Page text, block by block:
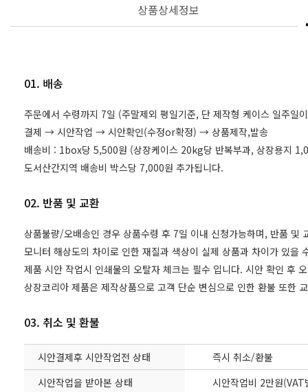
상품상세정보
01. 배송
주문에서 수령까지 7일 (주말제외 평일기준, 단 제작형 케이스 일주일
결제 → 시안작업 → 시안확인(수정or확정) → 상품제작,발송
배송비 : 1box당 5,500원 (상장케이스 20kg당 반복부과, 상장용지
도서산간지역 배송비 박스당 7,000원 추가됩니다.
02. 반품 및 교환
상품불량/오배송인 경우 상품수령 후 7일 이내 신청가능하며, 반품 및
모니터 해상도의 차이로 인한 재질과 색상이 실제 상품과 차이가 있
제품 시안 작업시 인쇄물의 오탈자 체크는 필수 입니다. 시안 확인 후
상장코리아 제품은 제작상품으로 고객 단순 변심으로 인한 환불 또한
03. 취소 및 환불
시안결제후 시안작업전 상태
즉시 취소/환불
시안작업을 받아본 상태
시안작업비 2만원